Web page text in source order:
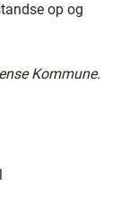
op og
Kommune.